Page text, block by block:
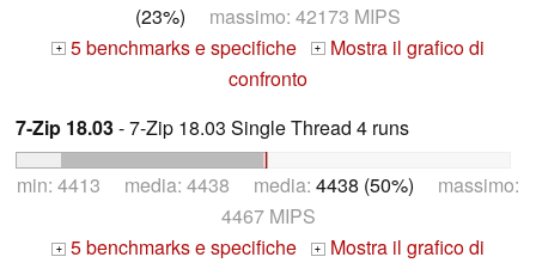
(23%) massimo: 42173 MIPS
+ 5 benchmarks e specifiche + Mostra il grafico di
confronto
7-Zip 18.03- 7-Zip 18.03 Single Thread 4 runs
min: 4413 media: 4438 media: 4438 (50%) massimo:
4467 MIPS
+ 5 benchmarks e specifiche + Mostra il grafico di